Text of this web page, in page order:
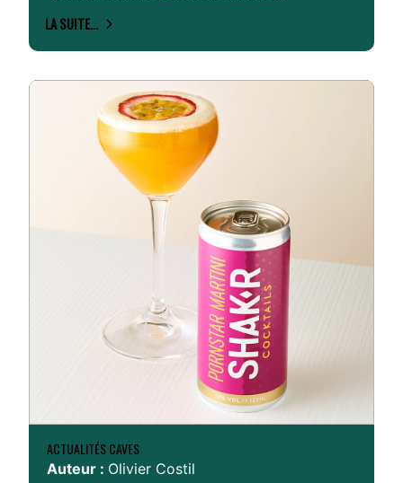
LA SUITE...
ACTUALITÉS CAVES
Auteur : Olivier Costil